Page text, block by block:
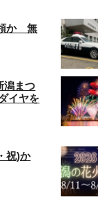
か 無
潟まつ
イヤを
祝)か